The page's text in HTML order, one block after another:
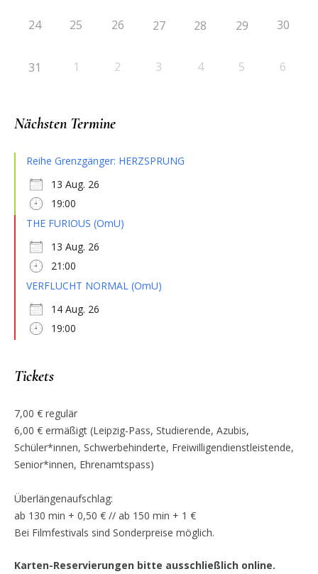
24 25 26 27 28 29 30
31 1 2 3 4 5 6
Nächsten Termine
Reihe Grenzgänger: HERZSPRUNG
13 Aug. 26
19:00
THE FURIOUS (OmU)
13 Aug. 26
21:00
VERFLUCHT NORMAL (OmU)
14 Aug. 26
19:00
Tickets
7,00 € regulär
6,00 € ermäßigt (Leipzig-Pass, Studierende, Azubis,
Schüler*innen, Schwerbehinderte, Freiwilligendienstleistende,
Senior*innen, Ehrenamtspass)
Überlängenaufschlag:
ab 130 min + 0,50 € // ab 150 min + 1 €
Bei Filmfestivals sind Sonderpreise möglich.
Karten-Reservierungen bitte ausschließlich online.